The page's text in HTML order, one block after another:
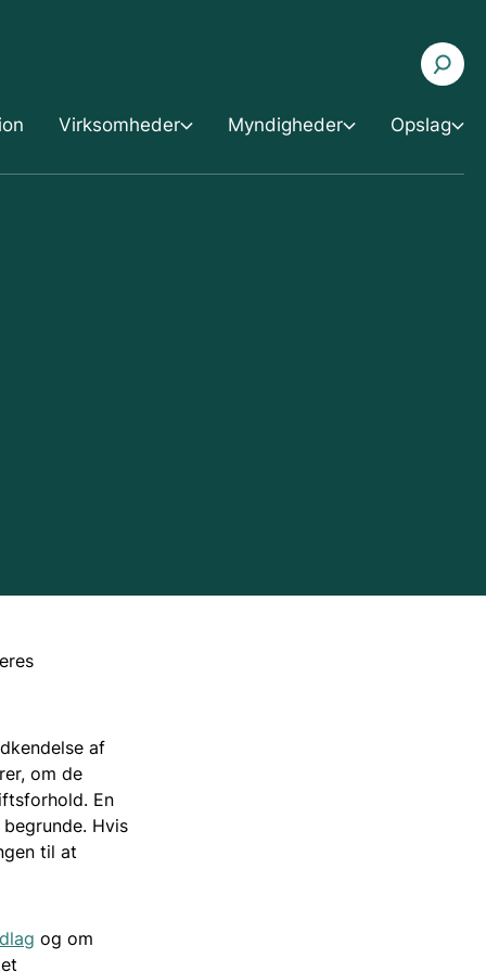
Virksomheder Myndigheder Opslag
5.7 Myndigheder i godkendelsessager
5.9 Risikovirksomheder
af
om de
En
Hvis
til at
og om